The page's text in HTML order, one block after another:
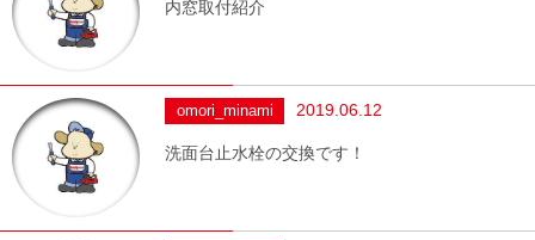
内窓取付紹介
omori_minami 2019.06.12
洗面台止水栓の交換です！